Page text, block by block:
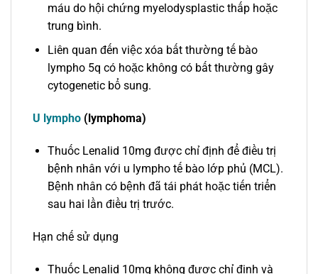
máu do hội chứng myelodysplastic thấp hoặc
trung bình.
Liên quan đến việc xóa bất thường tế bào
lympho 5q có hoặc không có bất thường gây
cytogenetic bổ sung.
U lympho (lymphoma)
Thuốc Lenalid 10mg được chỉ định để điều trị
bệnh nhân với u lympho tế bào lớp phủ (MCL).
Bệnh nhân có bệnh đã tái phát hoặc tiến triển
sau hai lần điều trị trước.
Hạn chế sử dụng
Thuốc Lenalid 10mg không được chỉ định và